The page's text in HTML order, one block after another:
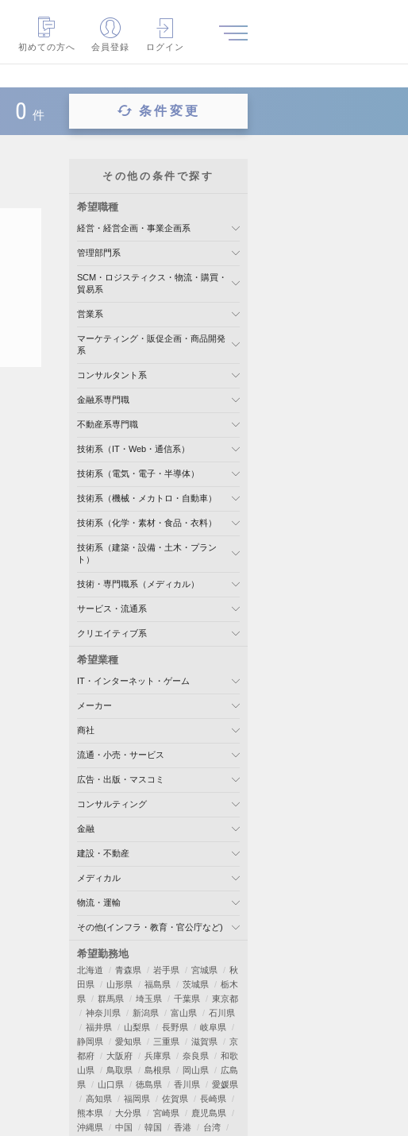
初めての方へ
会員登録 ログイン
0 件 条件変更
その他の条件で探す
希望職種
経営・経営企画・事業企画系
管理部門系
SCM・ロジスティクス・物流・購買・
貿易系
営業系
マーケティング・販促企画・商品開発
系
コンサルタント系
金融系専門職
不動産系専門職
技術系（IT・Web・通信系）
技術系（電気・電子・半導体）
技術系（機械・メカトロ・自動車）
技術系（化学・素材・食品・衣料）
技術系（建築・設備・土木・プラン
ト）
技術・専門職系（メディカル）
サービス・流通系
クリエイティブ系
希望業種
IT・インターネット・ゲーム
メーカー
商社
流通・小売・サービス
広告・出版・マスコミ
コンサルティング
金融
建設・不動産
メディカル
物流・運輸
その他(インフラ・教育・官公庁など)
希望勤務地
北海道 青森県 岩手県 宮城県
秋
田県
山形県 福島県 茨城県
栃木
県
群馬県 埼玉県 千葉県
東京都
神奈川県
新潟県 富山県
石川県
福井県
山梨県 長野県
岐阜県
静岡県
愛知県 三重県 滋賀県
京
都府
大阪府 兵庫県 奈良県
和歌
山県
鳥取県 島根県 岡山県
広島
県
山口県 徳島県 香川県
愛媛県
高知県
福岡県 佐賀県
長崎県
熊本県
大分県 宮崎県
鹿児島県
沖縄県
中国 韓国 香港
台湾